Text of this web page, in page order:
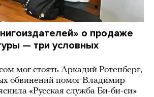
о продаже
— три условных
мог стоять Аркадий Ротенберг,
обвинений помог Владимир
«Русская служба Би-би-си»